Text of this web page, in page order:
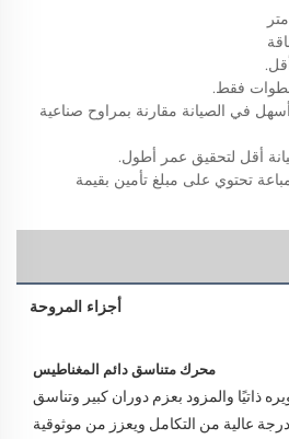
أجزاء المروحة
محرك متناسق دائم المغناطيس